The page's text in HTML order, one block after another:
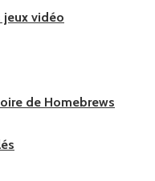
jeux vidéo
de Homebrews